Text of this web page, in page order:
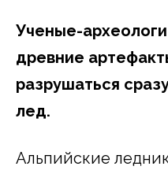
Ученые-
древние
разрушаться
лед.
Альпийские